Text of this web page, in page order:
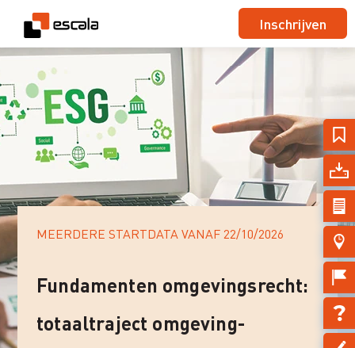
Inschrijven
MEERDERE STARTDATA VANAF 22/10/2026
Fundamenten omgevingsrecht:
totaaltraject omgeving-